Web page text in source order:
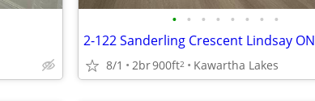
• • • • • • • •
2-122 Sanderling Crescent Lindsay ON
8/1 2br900ft2 Kawartha Lakes